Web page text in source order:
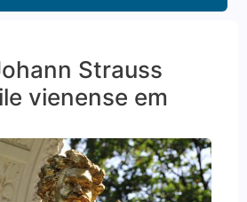
Strauss
vienense em